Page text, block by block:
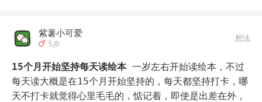
其实买各种画报一个原因就是省钱😬。绘本那个时间段也
买了很多，但到现在印象最深刻反而是最省钱的报摊买的
紫薯小可爱
5岁
想法
15个月开始坚持每天读绘本 一岁左右开始读绘本，不过
每天读大概是在15个月开始坚持的，每天都坚持打卡，哪
天不打卡就觉得心里毛毛的，惦记着，即使是出差在外，